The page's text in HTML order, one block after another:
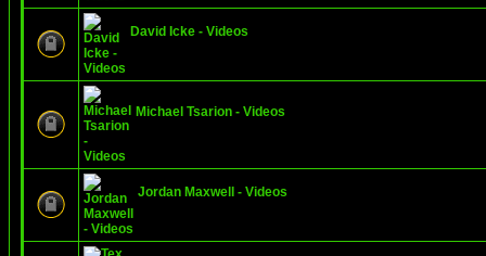
David Icke - Videos
Michael Tsarion - Videos
Jordan Maxwell - Videos